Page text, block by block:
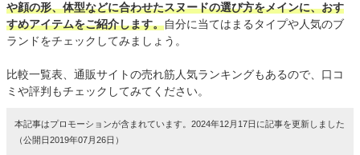
や顔の形、体型などに合わせたスヌードの選び方をメインに、おす
すめアイテムをご紹介します。自分に当てはまるタイプや人気のブ
ランドをチェックしてみましょう。
比較一覧表、通販サイトの売れ筋人気ランキングもあるので、口コ
ミや評判もチェックしてみてください。
本記事はプロモーションが含まれています。2024年12月17日に記事を更新しました
（公開日2019年07月26日）